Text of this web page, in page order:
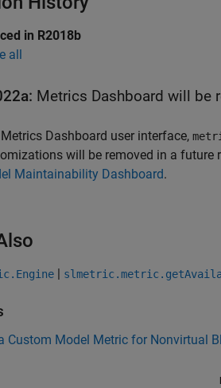
in R2018b
all
Metrics Dashboard will be
Metrics Dashboard user interface,
will be removed in a future
Maintainability Dashboard.
|
Custom Model Metric for Nonvirtual